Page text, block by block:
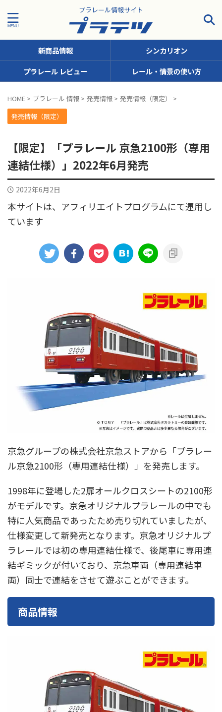
プラレール情報サイト
タグで探す！
JR九州
JR北海道
MODEROID OTシリーズ（おしゃべりトーマス）
TSシリーズ（トーマスナンバリング）
カプセルプラレール（きかんしゃトーマス）
シンカリオンDVD
テコロシリーズ・はじめてのプラレール
プラレール博 in TOKYO
ベーシックセット・車両レールセット レールと情景
レールセット 京急電鉄 京成電鉄グループ
伊豆急行 国鉄
東京メトロ 東京都交通局
東急電鉄 東武鉄道 楽しい列車シリーズ 比叡電車
蒸気機関車 西武鉄道 近鉄
新商品情報
シンカリオン
プラレール レビュー
レール・情景の使い方
HOME > プラレール 情報 > 発売情報 > 発売情報（限定）
>
発売情報（限定）
【限定】「プラレール 京急2100形（専用
連結仕様）」2022年6月発売
2022年6月2日
本サイトは、アフィリエイトプログラムにて運用し
ています
京急グループの株式会社京急ストアから「プラレー
ル京急2100形（専用連結仕様）」を発売します。
1998年に登場した2扉オールクロスシートの2100形
がモデルです。京急オリジナルプラレールの中でも
特に人気商品であったため売り切れていましたが、
仕様変更して新発売となります。京急オリジナルプ
ラレールでは初の専用連結仕様で、後尾車に専用連
結ギミックが付いており、京急車両（専用連結車
両）同士で連結をさせて遊ぶことができます。
商品情報